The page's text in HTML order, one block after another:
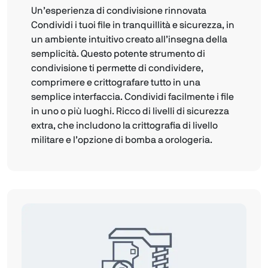
Un’esperienza di condivisione rinnovata
Condividi i tuoi file in tranquillità e sicurezza, in
un ambiente intuitivo creato all’insegna della
semplicità. Questo potente strumento di
condivisione ti permette di condividere,
comprimere e crittografare tutto in una
semplice interfaccia. Condividi facilmente i file
in uno o più luoghi. Ricco di livelli di sicurezza
extra, che includono la crittografia di livello
militare e l’opzione di bomba a orologeria.